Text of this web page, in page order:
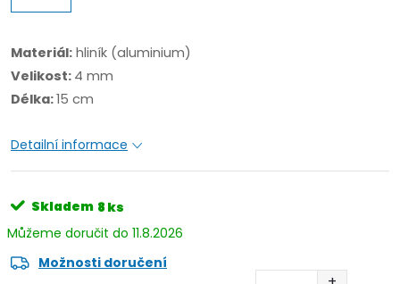
Materiál: hliník (aluminium)
Velikost: 4 mm
Délka:15 cm
Detailní informace
Skladem 8 ks
11.8.2026
Možnosti doručení